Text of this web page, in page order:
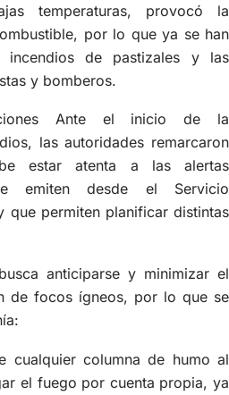
temperaturas, provocó la
por lo que ya se han
incendios de pastizales y las
y bomberos.
Ante el inicio de la
las autoridades remarcaron
estar atenta a las alertas
emiten desde el Servicio
que permiten planificar distintas
anticiparse y minimizar el
de focos ígneos, por lo que se
cualquier columna de humo al
el fuego por cuenta propia, ya